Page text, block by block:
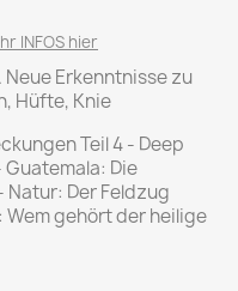
INFOS hier
Erkenntnisse zu
Hüfte, Knie
Teil 4 - Deep
Guatemala: Die
Natur: Der Feldzug
gehört der heilige